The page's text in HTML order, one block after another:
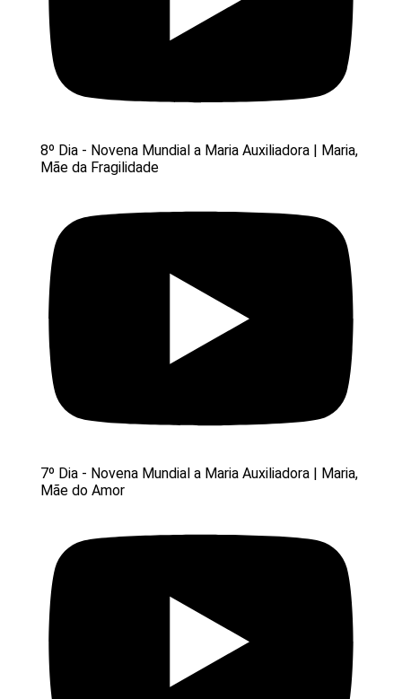
8º Dia - Novena Mundial a Maria Auxiliadora | Maria,
Mãe da Fragilidade
7º Dia - Novena Mundial a Maria Auxiliadora | Maria,
Mãe do Amor